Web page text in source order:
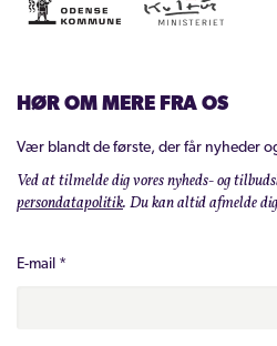
HØR OM MERE FRA OS
Vær blandt de første, der får nyheder
Ved at tilmelde dig vores nyheds- og
persondatapolitik. Du kan altid afmelde
E-mail *